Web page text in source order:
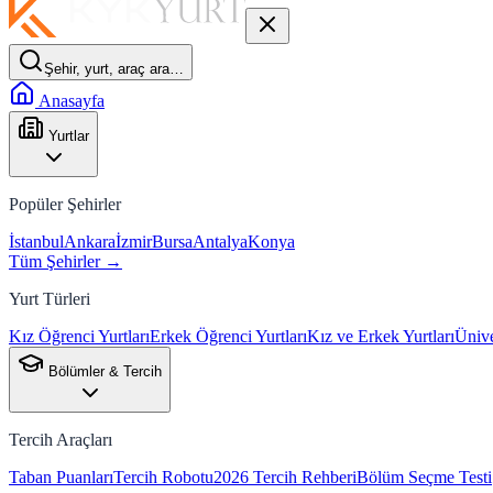
Şehir, yurt, araç ara…
Anasayfa
Yurtlar
Popüler Şehirler
İstanbulAnkaraİzmirBursaAntalyaKonya
Tüm Şehirler →
Yurt Türleri
Kız Öğrenci YurtlarıErkek Öğrenci YurtlarıKız ve Erkek Yurtları
Bölümler & Tercih
Tercih Araçları
Taban PuanlarıTercih Robotu2026 Tercih RehberiBölüm Seçme Testi